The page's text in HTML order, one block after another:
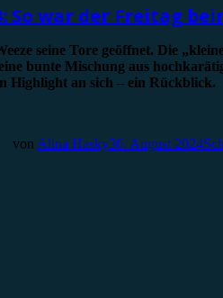
So war der Freitag
seine Tore geöffnet. Die
bunte Mischung aus
Highlight an sich – ein Rückblick.
von Alina Hasky30. August 2024